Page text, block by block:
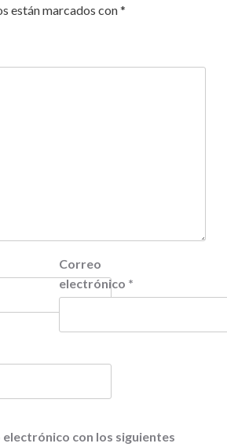
están marcados con*
Correo
electrónico *
con los siguientes